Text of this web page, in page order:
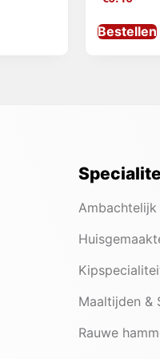
Bestellen
Maaltijden &
Rauwe